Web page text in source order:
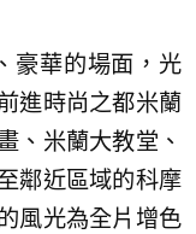
豪華的場面，光
進時尚之都米蘭
、米蘭大教堂、
鄰近區域的科摩
風光為全片增色